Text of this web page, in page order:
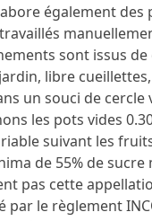
également des
sont issus de
libre
un souci de cercle
les pots vides
suivant les
de 55% de sucre
pas cette
le règlement